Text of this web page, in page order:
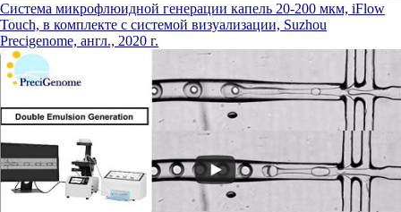
Система микрофлюидной генерации капель 20-200 мкм, iFlow
Touch, в комплекте с системой визуализации, Suzhou
Precigenome, англ., 2020 г.